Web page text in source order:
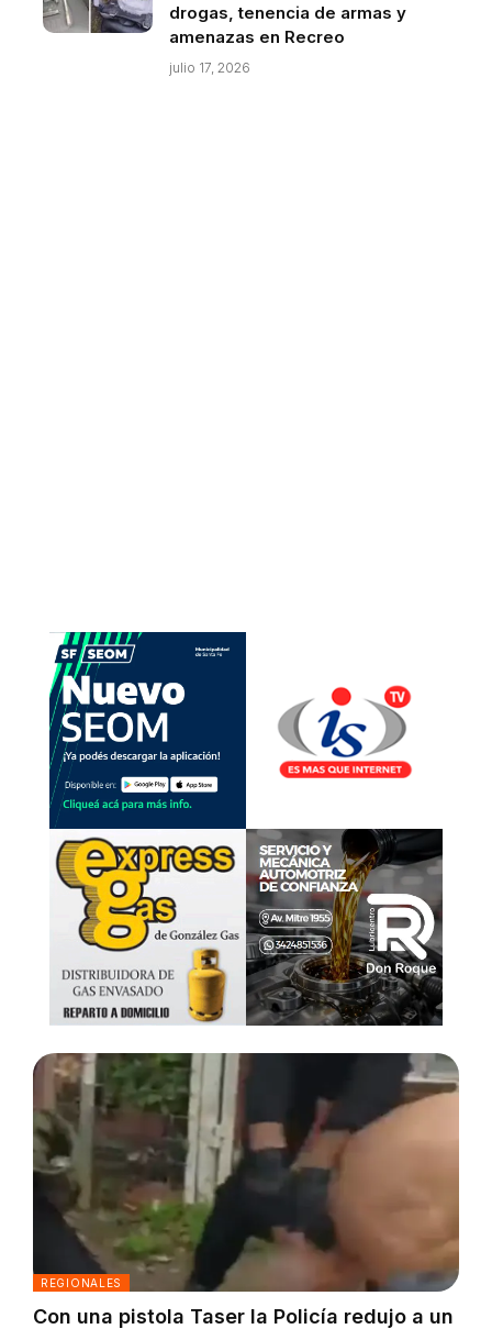
drogas, tenencia de armas y
amenazas en Recreo
julio 17, 2026
REGIONALES
Con una pistola Taser la Policía redujo a un